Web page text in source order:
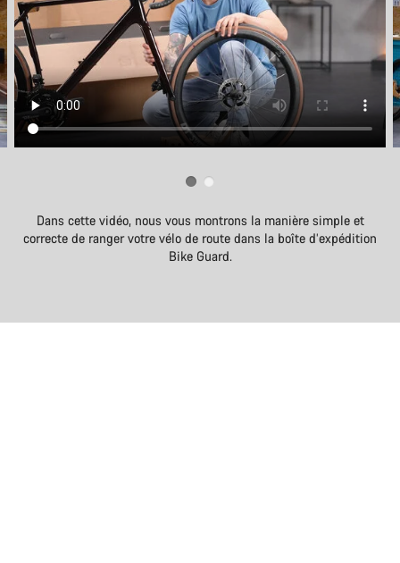
Dans cette vidéo, nous vous montrons la manière simple et
correcte de ranger votre vélo de route dans la boîte d’expédition
Bike Guard.